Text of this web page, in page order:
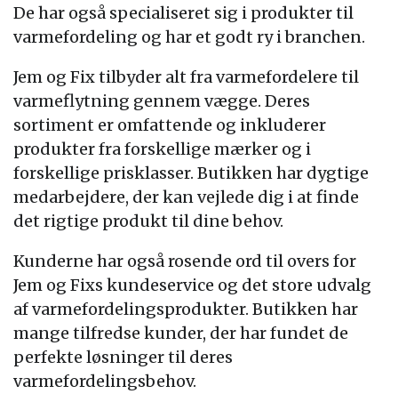
De har også specialiseret sig i produkter til
varmefordeling og har et godt ry i branchen.
Jem og Fix tilbyder alt fra varmefordelere til
varmeflytning gennem vægge. Deres
sortiment er omfattende og inkluderer
produkter fra forskellige mærker og i
forskellige prisklasser. Butikken har dygtige
medarbejdere, der kan vejlede dig i at finde
det rigtige produkt til dine behov.
Kunderne har også rosende ord til overs for
Jem og Fixs kundeservice og det store udvalg
af varmefordelingsprodukter. Butikken har
mange tilfredse kunder, der har fundet de
perfekte løsninger til deres
varmefordelingsbehov.